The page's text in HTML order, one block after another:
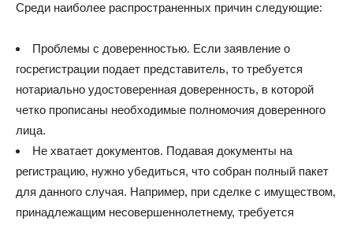
Среди наиболее распространенных причин следующие:
Проблемы с доверенностью. Если заявление о
госрегистрации подает представитель, то требуется
нотариально удостоверенная доверенность, в которой
четко прописаны необходимые полномочия доверенного
лица.
Не хватает документов. Подавая документы на
регистрацию, нужно убедиться, что собран полный пакет
для данного случая. Например, при сделке с имуществом,
принадлежащим несовершеннолетнему, требуется